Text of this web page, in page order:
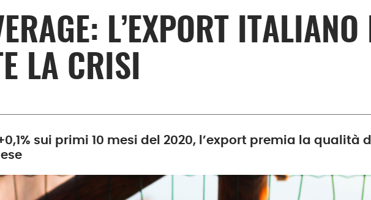
L’EXPORT ITALIANO
LA CRISI
sui primi 10 mesi del 2020, l’export premia la